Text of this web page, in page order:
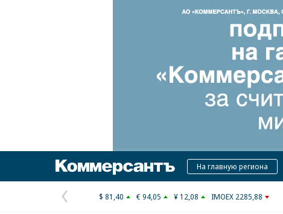
КоммерсантъНа главную региона
Предыдущая
$ 81,40 € 94,05 ¥ 12,08 IMOEX 2285,88